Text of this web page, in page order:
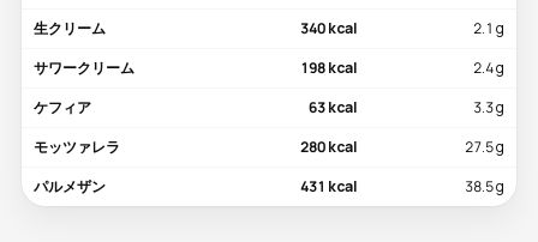
生クリーム
340 kcal
2.1 g
サワークリーム
198 kcal
2.4 g
ケフィア
63 kcal
3.3 g
モッツァレラ
280 kcal
27.5 g
パルメザン
431 kcal 38.5 g